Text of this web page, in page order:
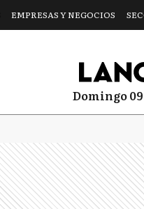
EMPRESAS Y NEGOCIOS
domingo